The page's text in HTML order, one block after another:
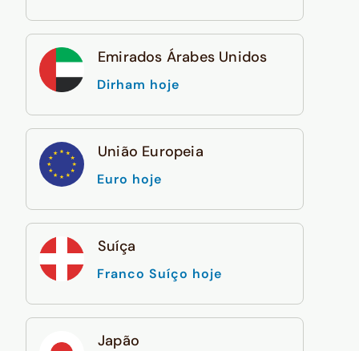
Emirados Árabes Unidos
Dirham hoje
União Europeia
Euro hoje
Suíça
Franco Suíço hoje
Japão